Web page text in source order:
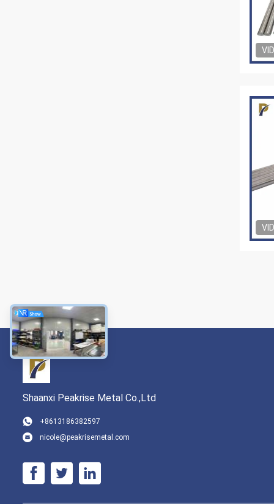
Shaanxi Peakrise Metal Co.,Ltd
+8613186382597
nicole@peakrisemetal.com